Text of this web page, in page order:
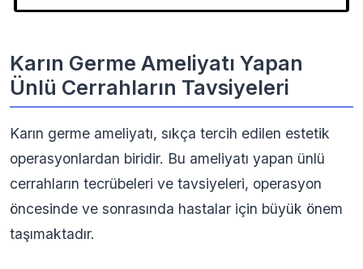
Karın Germe Ameliyatı Yapan
Ünlü Cerrahların Tavsiyeleri
Karın germe ameliyatı, sıkça tercih edilen estetik
operasyonlardan biridir. Bu ameliyatı yapan ünlü
cerrahların tecrübeleri ve tavsiyeleri, operasyon
öncesinde ve sonrasında hastalar için büyük önem
taşımaktadır.